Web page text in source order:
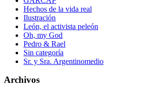
Hechos de la vida real
Ilustración
León, el activista peleón
Oh, my God
Pedro & Rael
Sin categoría
Sr. y Sra. Argentinomedio
Archivos